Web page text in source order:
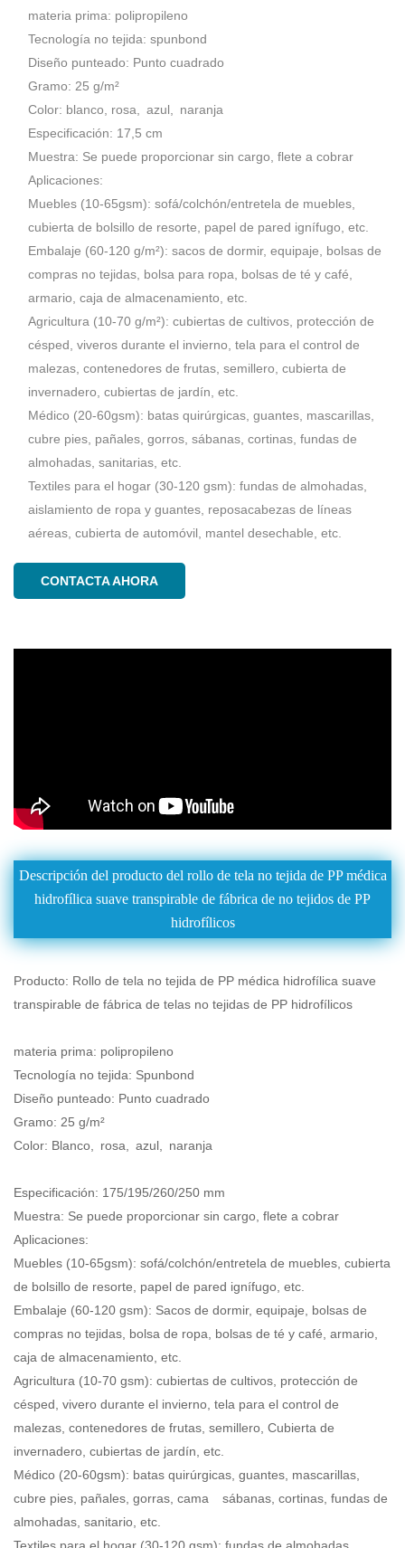
materia prima: polipropileno
Tecnología no tejida: spunbond
Diseño punteado: Punto cuadrado
Gramo: 25 g/m²
Color: blanco, rosa, azul, naranja
Especificación: 17,5 cm
Muestra: Se puede proporcionar sin cargo, flete a cobrar
Aplicaciones:
Muebles (10-65gsm): sofá/colchón/entretela de muebles,
cubierta de bolsillo de resorte, papel de pared ignífugo, etc.
Embalaje (60-120 g/m²): sacos de dormir, equipaje, bolsas de
compras no tejidas, bolsa para ropa, bolsas de té y café,
armario, caja de almacenamiento, etc.
Agricultura (10-70 g/m²): cubiertas de cultivos, protección de
césped, viveros durante el invierno, tela para el control de
malezas, contenedores de frutas, semillero, cubierta de
invernadero, cubiertas de jardín, etc.
Médico (20-60gsm): batas quirúrgicas, guantes, mascarillas,
cubre pies, pañales, gorros, sábanas, cortinas, fundas de
almohadas, sanitarias, etc.
Textiles para el hogar (30-120 gsm): fundas de almohadas,
aislamiento de ropa y guantes, reposacabezas de líneas
aéreas, cubierta de automóvil, mantel desechable, etc.
CONTACTA AHORA
Descripción del producto del rollo de tela no tejida de PP médica
hidrofílica suave transpirable de fábrica de no tejidos de PP
hidrofílicos
Producto: Rollo de tela no tejida de PP médica hidrofílica suave
transpirable de fábrica de telas no tejidas de PP hidrofílicos
materia prima: polipropileno
Tecnología no tejida: Spunbond
Diseño punteado: Punto cuadrado
Gramo: 25 g/m²
Color: Blanco, rosa, azul, naranja
Especificación: 175/195/260/250 mm
Muestra: Se puede proporcionar sin cargo, flete a cobrar
Aplicaciones:
Muebles (10-65gsm): sofá/colchón/entretela de muebles, cubierta
de bolsillo de resorte, papel de pared ignífugo, etc.
Embalaje (60-120 gsm): Sacos de dormir, equipaje, bolsas de
compras no tejidas, bolsa de ropa, bolsas de té y café, armario,
caja de almacenamiento, etc.
Agricultura (10-70 gsm): cubiertas de cultivos, protección de
césped, vivero durante el invierno, tela para el control de
malezas, contenedores de frutas, semillero, Cubierta de
invernadero, cubiertas de jardín, etc.
Médico (20-60gsm): batas quirúrgicas, guantes, mascarillas,
cubre pies, pañales, gorras, cama
sábanas, cortinas, fundas de
almohadas, sanitario, etc.
Textiles para el hogar (30-120 gsm): fundas de almohadas,